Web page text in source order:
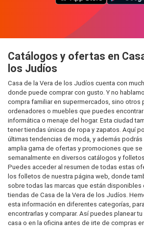
Catálogos y ofertas en
los Judíos
Casa de la Vera de los Judíos cuenta con
donde puede comprar con gusto. Y no
compra familiar en supermercados, sino otros
ordenadores o muebles que puedes
informática o menaje del hogar. Esta ciudad
tener tiendas únicas de ropa y zapatos. Aquí
últimas tendencias de moda, y además
amplia gama de ofertas y promociones que se
semanalmente en diversos catálogos y
Puedes acceder al resumen de todas estas
los folletos de nuestra página web, donde
sobre todas las marcas que están disponibles
tiendas de Casa de la Vera de los Judíos.
esta información en diferentes categorías,
encontrarlas y comparar. Así puedes planear
casa o en la oficina antes de irte de compras